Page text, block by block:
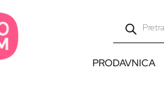
PRODAVNICA